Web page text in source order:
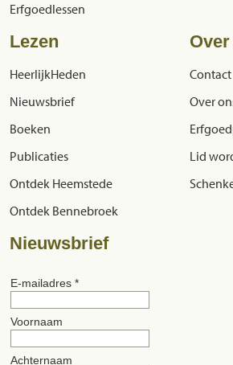
Erfgoedlessen
Lezen
HeerlijkHeden
Nieuwsbrief
Boeken
Publicaties
Ontdek Heemstede
Ontdek Bennebroek
Contact
Over
Lid
Nieuwsbrief